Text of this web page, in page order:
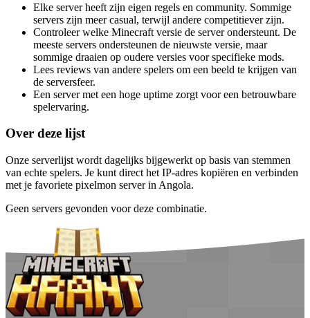
Elke server heeft zijn eigen regels en community. Sommige
servers zijn meer casual, terwijl andere competitiever zijn.
Controleer welke Minecraft versie de server ondersteunt. De
meeste servers ondersteunen de nieuwste versie, maar
sommige draaien op oudere versies voor specifieke mods.
Lees reviews van andere spelers om een beeld te krijgen van
de serversfeer.
Een server met een hoge uptime zorgt voor een betrouwbare
spelervaring.
Over deze lijst
Onze serverlijst wordt dagelijks bijgewerkt op basis van stemmen
van echte spelers. Je kunt direct het IP-adres kopiëren en verbinden
met je favoriete pixelmon server in Angola.
Geen servers gevonden voor deze combinatie.